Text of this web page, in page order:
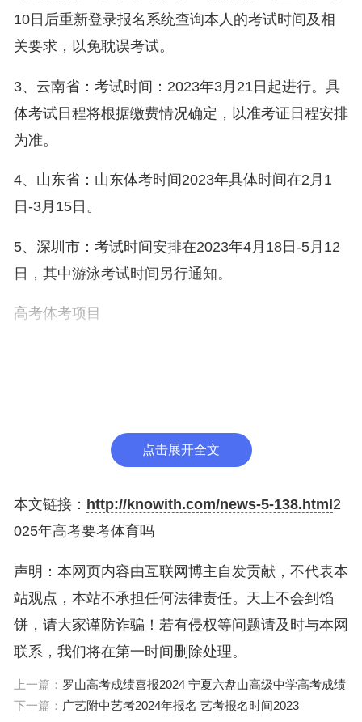
10日后重新登录报名系统查询本人的考试时间及相
关要求，以免耽误考试。
3、云南省：考试时间：2023年3月21日起进行。具
体考试日程将根据缴费情况确定，以准考证日程安排
为准。
4、山东省：山东体考时间2023年具体时间在2月1
日-3月15日。
5、深圳市：考试时间安排在2023年4月18日-5月12
日，其中游泳考试时间另行通知。
高考体考项目
排球传球垫球、足球定位球传准与颠球、体操预摆分
在上述四个项目中选择一项考试。
3、专项技术项目有，考生可在田径（除100米和800
米外）、篮球、排球、乒乓球、足球、羽毛球、网
球、武术、游泳、体操、艺术体操、健美操、跆拳道
中任选一项。
2025年高考部分地区要考体育。
点击展开全文
本文链接： http://knowith.com/news-5-138.html 2
025年高考要考体育吗
声明：本网页内容由互联网博主自发贡献，不代表本
站观点，本站不承担任何法律责任。天上不会到馅
饼，请大家谨防诈骗！若有侵权等问题请及时与本网
联系，我们将在第一时间删除处理。
上一篇： 罗山高考成绩喜报2024 宁夏六盘山高级中学高考成绩
下一篇： 广艺附中艺考2024年报名 艺考报名时间2023